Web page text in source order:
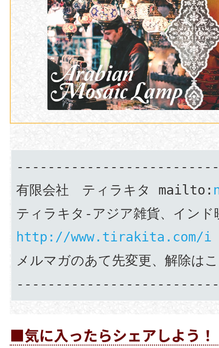
有限会社　ティラキタ mailto:
ティラキタ-アジア雑貨、イン
http://www.tirakita.com/i
メルマガのあて先変更、解除は
■気に入ったらシェアしよう！